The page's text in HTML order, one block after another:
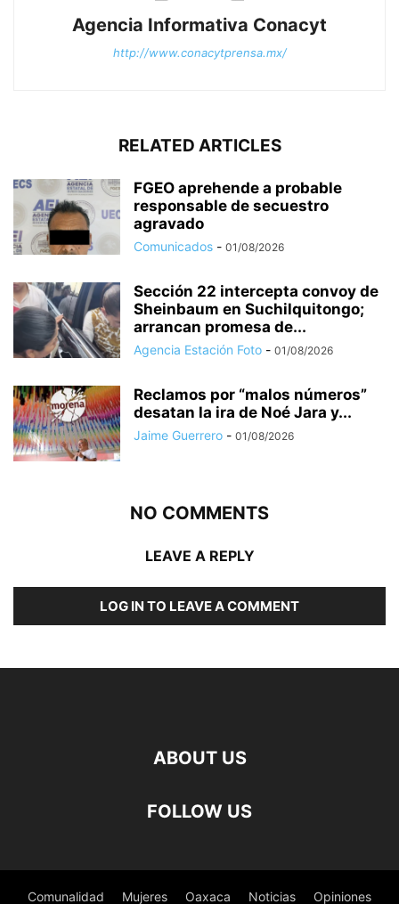
Agencia Informativa Conacyt
http://www.conacytprensa.mx/
RELATED ARTICLES
FGEO aprehende a probable
responsable de secuestro
agravado
Comunicados - 01/08/2026
Sección 22 intercepta convoy de
Sheinbaum en Suchilquitongo;
arrancan promesa de...
Agencia Estación Foto - 01/08/2026
Reclamos por “malos números”
desatan la ira de Noé Jara y...
Jaime Guerrero - 01/08/2026
NO COMMENTS
LEAVE A REPLY
LOG IN TO LEAVE A COMMENT
ABOUT US
FOLLOW US
Comunalidad Mujeres Oaxaca Noticias Opiniones